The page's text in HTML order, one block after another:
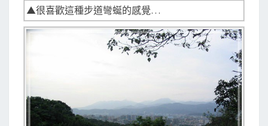
▲很喜歡這種步道彎蜒的感覺…